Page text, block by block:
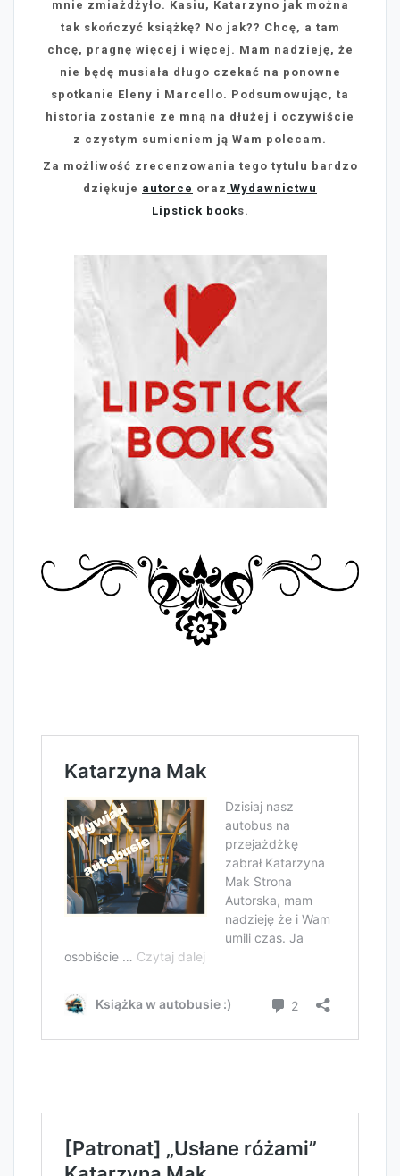
mnie zmiażdżyło. Kasiu, Katarzyno jak można
tak skończyć książkę? No jak?? Chcę, a tam
chcę, pragnę więcej i więcej. Mam nadzieję, że
nie będę musiała długo czekać na ponowne
spotkanie Eleny i Marcello. Podsumowując, ta
historia zostanie ze mną na dłużej i oczywiście
z czystym sumieniem ją Wam polecam.
Za możliwość zrecenzowania tego tytułu bardzo
dziękuje autorce oraz Wydawnictwu
Lipstick books.